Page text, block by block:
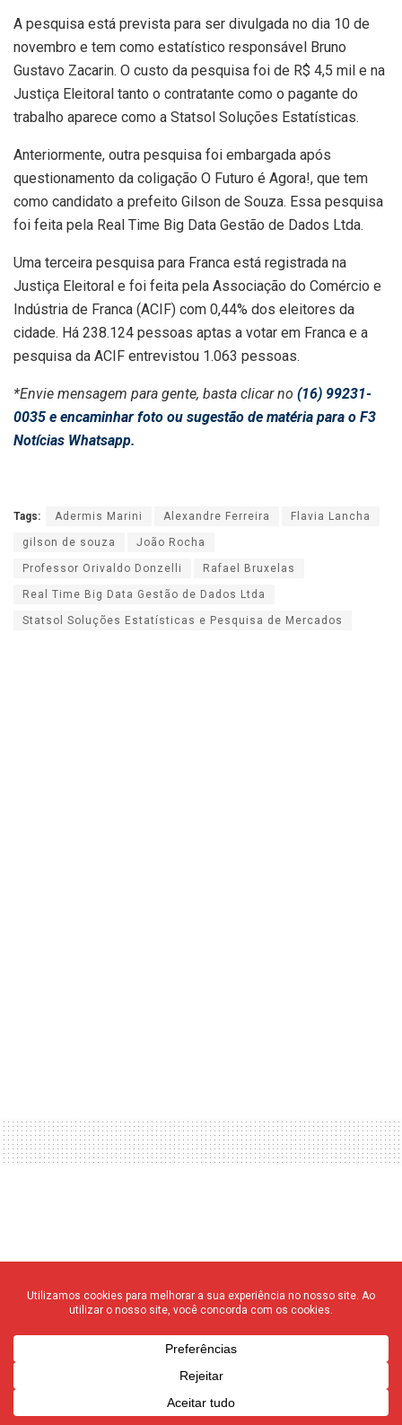
A pesquisa está prevista para ser divulgada no dia 10 de
novembro e tem como estatístico responsável Bruno
Gustavo Zacarin. O custo da pesquisa foi de R$ 4,5 mil e na
Justiça Eleitoral tanto o contratante como o pagante do
trabalho aparece como a Statsol Soluções Estatísticas.
Anteriormente, outra pesquisa foi embargada após
questionamento da coligação O Futuro é Agora!, que tem
como candidato a prefeito Gilson de Souza. Essa pesquisa
foi feita pela Real Time Big Data Gestão de Dados Ltda.
Uma terceira pesquisa para Franca está registrada na
Justiça Eleitoral e foi feita pela Associação do Comércio e
Indústria de Franca (ACIF) com 0,44% dos eleitores da
cidade. Há 238.124 pessoas aptas a votar em Franca e a
pesquisa da ACIF entrevistou 1.063 pessoas.
*Envie mensagem para gente, basta clicar no (16) 99231-
0035 e encaminhar foto ou sugestão de matéria para o F3
Notícias Whatsapp.
Tags: Adermis Marini Alexandre Ferreira Flavia Lancha
gilson de souza João Rocha
Professor Orivaldo Donzelli Rafael Bruxelas
Real Time Big Data Gestão de Dados Ltda
Statsol Soluções Estatísticas e Pesquisa de Mercados